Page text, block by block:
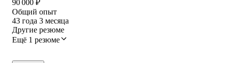
90 000 ₽
Общий опыт
43 года 3 месяца
Другие резюме
Ещё 1 резюме